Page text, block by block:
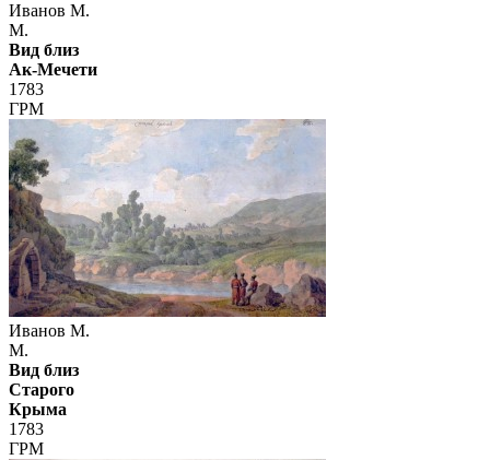
Иванов М.
М.
Вид близ
Ак-Мечети
1783
ГРМ
Иванов М.
М.
Вид близ
Старого
Крыма
1783
ГРМ